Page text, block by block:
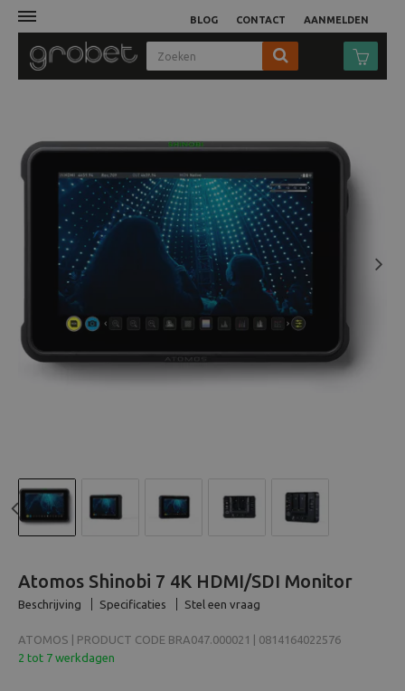
AANMELDEN
BLOG CONTACT
Fotocamera
Objectieven
Video
Tassen
Statieven
Analoog
Atomos Shinobi 7 4K HDMI/SDI Monitor
Beschrijving Specificaties Stel een vraag
ATOMOS | PRODUCT CODE BRA047.000021 | 0814164022576
2 tot 7 werkdagen